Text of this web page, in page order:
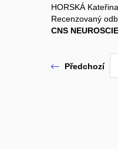
HORSKÁ Kateřina
Recenzovaný
CNS
Předchozí